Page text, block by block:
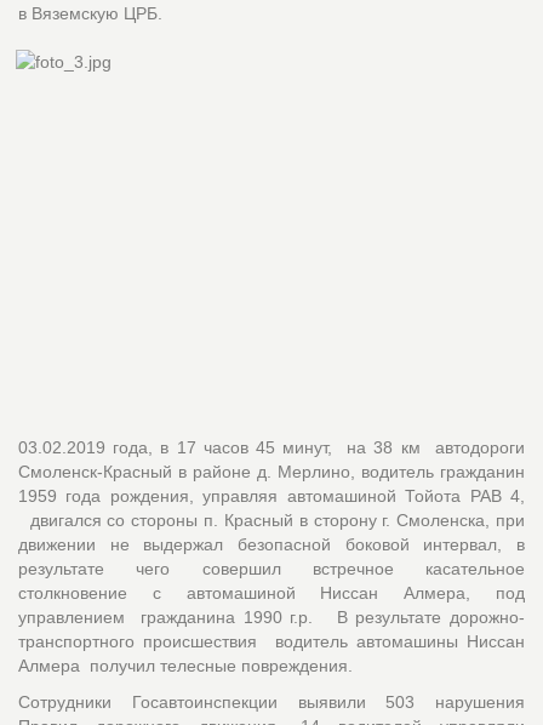
в Вяземскую ЦРБ.
03.02.2019 года, в 17 часов 45 минут, на 38 км автодороги
Смоленск-Красный в районе д. Мерлино, водитель гражданин
1959 года рождения, управляя автомашиной Тойота РАВ 4,
двигался со стороны п. Красный в сторону г. Смоленска, при
движении не выдержал безопасной боковой интервал, в
результате чего совершил встречное касательное
столкновение с автомашиной Ниссан Алмера, под
управлением гражданина 1990 г.р. В результате дорожно-
транспортного происшествия водитель автомашины Ниссан
Алмера получил телесные повреждения.
Сотрудники Госавтоинспекции выявили 503 нарушения